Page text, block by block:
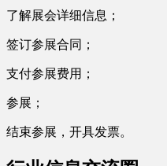
了解展会详细信息；
签订参展合同；
支付参展费用；
参展；
结束参展，开具发票。